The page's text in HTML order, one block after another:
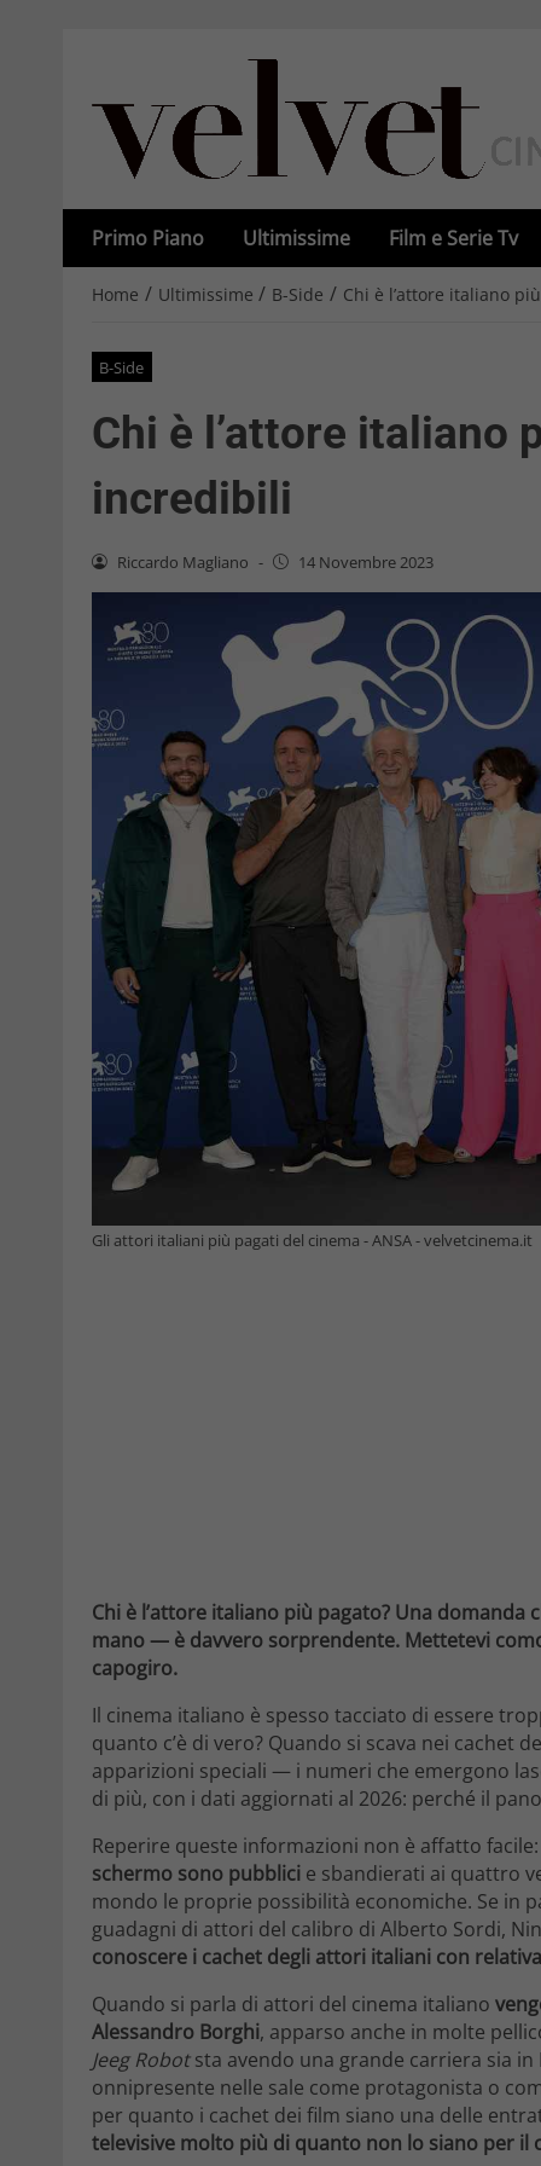
Primo Piano Ultimissime Film e Serie Tv
Home / Ultimissime / B-Side / Chi è l’attore italiano
B-Side
Chi è l’attore italiano
incredibili
Riccardo Magliano - 14 Novembre 2023
Gli attori italiani più pagati del cinema - ANSA - velvetcinema.it
Chi è l’attore italiano più pagato? Una
mano — è davvero sorprendente. Mettetevi
capogiro.
Il cinema italiano è spesso tacciato di essere
quanto c’è di vero? Quando si scava nei
apparizioni speciali — i numeri che emergono
di più, con i dati aggiornati al 2026: perché il
Reperire queste informazioni non è affatto facile:
schermo sono pubblici e sbandierati ai quattro
mondo le proprie possibilità economiche. Se in
guadagni di attori del calibro di Alberto Sordi,
conoscere i cachet degli attori italiani con
Quando si parla di attori del cinema italiano
Alessandro Borghi, apparso anche in molte
Jeeg Robotsta avendo una grande carriera sia in
onnipresente nelle sale come protagonista o
per quanto i cachet dei film siano una delle
televisive molto più di quanto non lo siano per il